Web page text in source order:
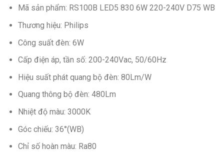
Mã sản phẩm: RS100B LED5 830 6W 220-240V D75 WB
Thương hiệu: Philips
Công suất đèn: 6W
Cấp điện áp, tần số: 200-240Vac, 50/60Hz
Hiệu suất phát quang bộ đèn: 80Lm/W
Quang thông bộ đèn: 480Lm
Nhiệt độ màu: 3000K
Góc chiếu: 36°(WB)
Chỉ số hoàn màu: Ra80